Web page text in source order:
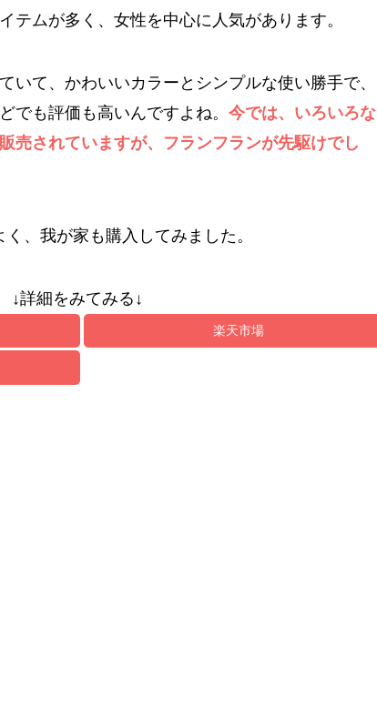
テムが多く、女性を中心に人気があります。
いて、かわいいカラーとシンプルな使い勝手で、
でも評価も高いんですよね。 今では、いろいろな
売されていますが、フランフランが先駆けでし
、我が家も購入してみました。
↓詳細をみてみる↓
楽天市場